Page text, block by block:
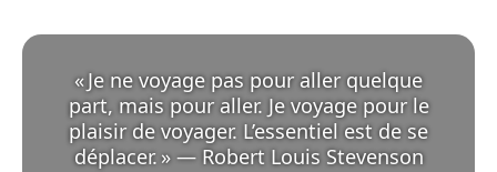
«Je ne voyage pas pour aller quelque
part, mais pour aller. Je voyage pour le
plaisir de voyager. L’essentiel est de se
déplacer. » — Robert Louis Stevenson